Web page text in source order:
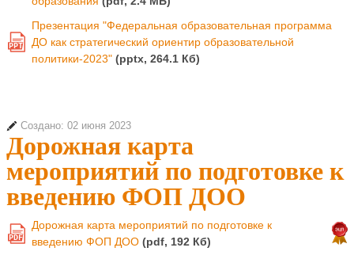
PPT
Презентация "Федеральная образовательная программа
ДО как стратегический ориентир образовательной
политики-2023" (pptx, 264.1 Кб)
Создано: 02 июня 2023
Дорожная карта
мероприятий по подготовке к
введению ФОП ДОО
PDF
Дорожная карта мероприятий по подготовке к
введению ФОП ДОО (pdf, 192 Кб)